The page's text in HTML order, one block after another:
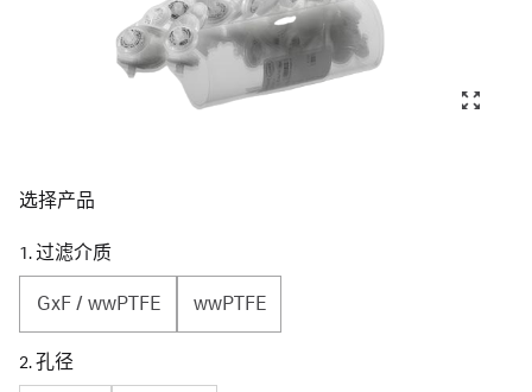
选择产品
1. 过滤介质
GxF / wwPTFE wwPTFE
2. 孔径